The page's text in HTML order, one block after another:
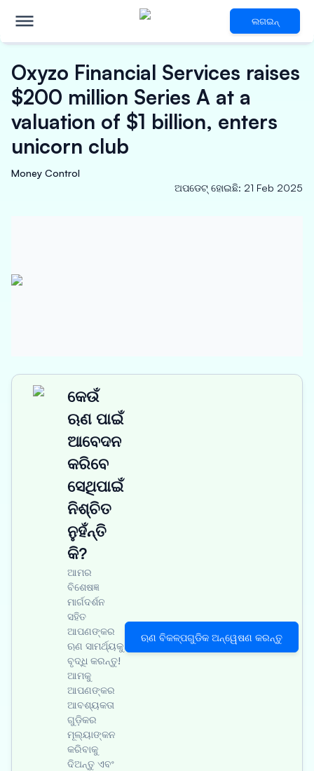
ଲଗଇନ୍
Oxyzo Financial Services raises
$200 million Series A at a
valuation of $1 billion, enters
unicorn club
Money Control
ଅପଡେଟ୍ ହୋଇଛି: 21 Feb 2025
କେଉଁ
ଋଣ ପାଇଁ
ଆବେଦନ
କରିବେ
ସେଥିପାଇଁ
ନିଶ୍ଚିତ
ନୁହଁନ୍ତି
କି?
ଆମର
ବିଶେଷଜ୍ଞ
ମାର୍ଗଦର୍ଶନ
ସହିତ
ଆପଣଙ୍କର
ଋଣ ସାମର୍ଥ୍ୟକୁ
ବୃଦ୍ଧି କରନ୍ତୁ!
ଆମକୁ
ଆପଣଙ୍କର
ଆବଶ୍ୟକତା
ଗୁଡ଼ିକର
ମୂଲ୍ୟାଙ୍କନ
କରିବାକୁ
ଦିଅନ୍ତୁ ଏବଂ
ଋଣ ବିକଳ୍ପଗୁଡିକ ଅନ୍ୱେଷଣ କରନ୍ତୁ